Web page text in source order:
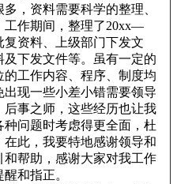
，资料需要科学的整理、
工作期间，整理了20xx—
复资料、上级部门下发文
下发文件等。虽有一定的
的工作内容、程序、制度均
现一些小差小错需要领导
后事之师，这些经历也让我
问题时考虑得更全面，杜
此，我要特地感谢领导和
和帮助，感谢大家对我工作
和指正。